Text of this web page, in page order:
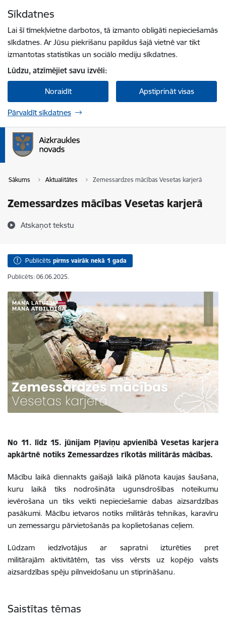
Sīkdatnes
Lai šī tīmekļvietne darbotos, tā izmanto obligāti nepieciešamās
sīkdatnes. Ar Jūsu piekrišanu papildus šajā vietnē var tikt
izmantotas statistikas un sociālo mediju sīkdatnes.
Lūdzu, atzīmējiet savu izvēli:
Noraidīt Apstiprināt visas
Pārvaldīt sīkdatnes
Sākums Aktualitātes Zemessardzes mācības Vesetas karjerā
Zemessardzes mācības Vesetas karjerā
Atskaņot tekstu
Publicēts pirms vairāk nekā 1 gada
Publicēts: 06.06.2025.
No 11. līdz 15. jūnijam Pļaviņu apvienībā Vesetas karjera
apkārtnē notiks Zemessardzes rīkotās militārās mācības.
Mācību laikā diennakts gaišajā laikā plānota kaujas šaušana,
kuru laikā tiks nodrošināta ugunsdrošības noteikumu
ievērošana un tiks veikti nepieciešamie dabas aizsardzības
pasākumi. Mācību ietvaros notiks militārās tehnikas, karavīru
un zemessargu pārvietošanās pa koplietošanas ceļiem.
Lūdzam iedzīvotājus ar sapratni izturēties pret
militārajām aktivitātēm, tas viss vērsts uz kopējo valsts
aizsardzības spēju pilnveidošanu un stiprināšanu.
Saistītas tēmas